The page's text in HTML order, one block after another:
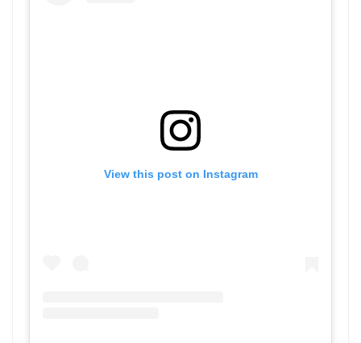
View this post on Instagram